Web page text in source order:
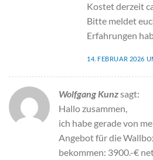
Kostet derzeit
Bitte meldet
Erfahrungen
14. FEBRUAR 2026
Wolfgang Kunzsagt:
Hallo zusammen,
ich habe gerade von
Angebot für die
bekommen: 3900.-€